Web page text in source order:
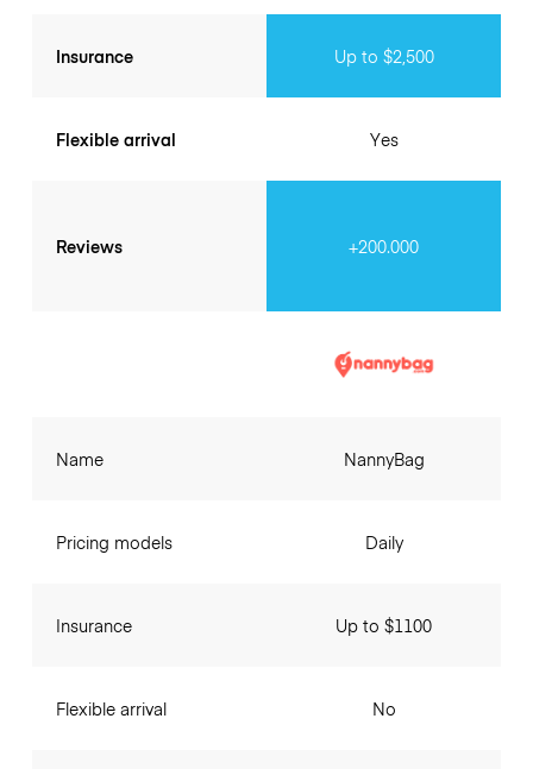
Insurance
Flexible arrival
Reviews
Up to $2,500
Yes
+200.000
Name
Pricing models
Insurance
Flexible arrival
NannyBag
Daily
Up to $1100
No